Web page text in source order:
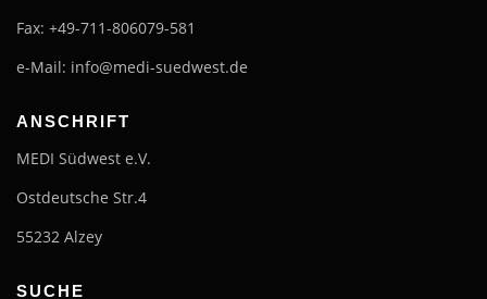
Fax: +49-711-806079-581
e-Mail: info@medi-suedwest.de
ANSCHRIFT
MEDI Südwest e.V.
Ostdeutsche Str.4
55232 Alzey
SUCHE